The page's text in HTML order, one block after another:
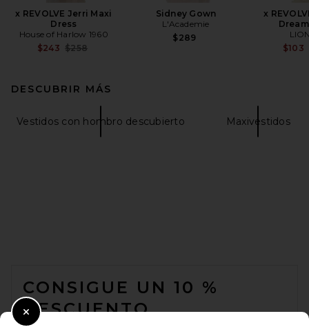
x REVOLVE Jerri Maxi
Dress
House of Harlow 1960
$243 Previous price:
$258
Sidney Gown
L'Academie
$289
x
$103
DESCUBRIR MÁS
Vestidos con hombro descubierto Maxivestidos
CONSIGUE UN 10 %
DESCUENTO
Close Modal